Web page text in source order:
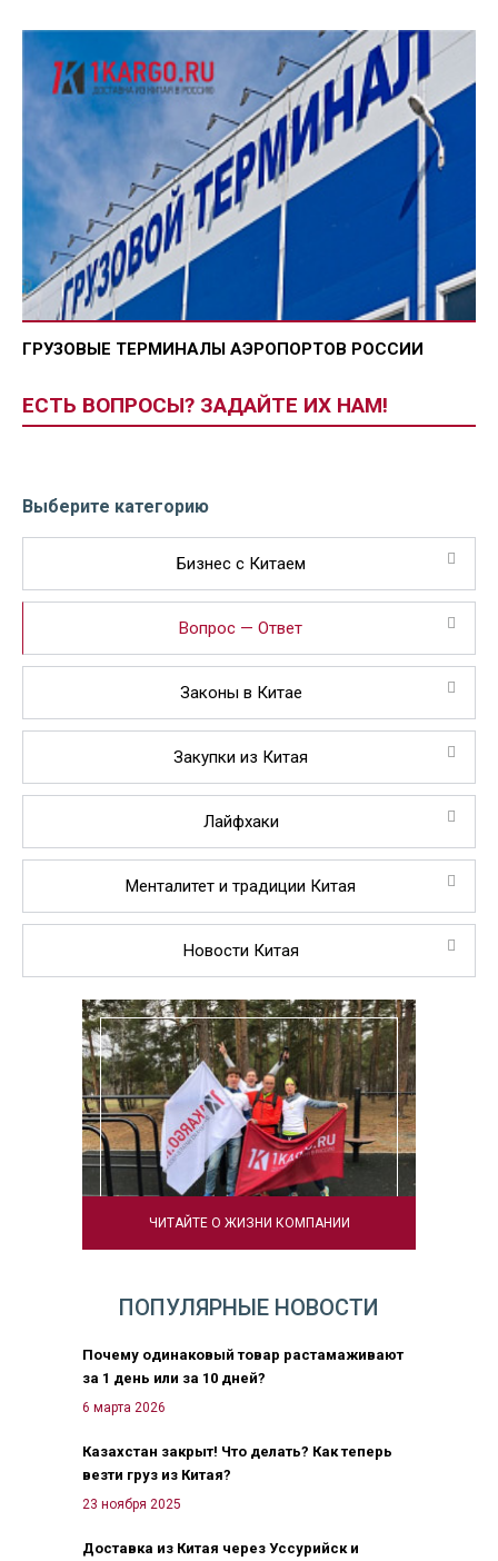
ГРУЗОВЫЕ ТЕРМИНАЛЫ АЭРОПОРТОВ РОССИИ
ЕСТЬ ВОПРОСЫ? ЗАДАЙТЕ ИХ НАМ!
Выберите категорию
Бизнес с Китаем
Вопрос — Ответ
Законы в Китае
Закупки из Китая
Лайфхаки
Менталитет и традиции Китая
Новости Китая
ЧИТАЙТЕ О ЖИЗНИ КОМПАНИИ
ПОПУЛЯРНЫЕ НОВОСТИ
Почему одинаковый товар растамаживают
за 1 день или за 10 дней?
6 марта 2026
Казахстан закрыт! Что делать? Как теперь
везти груз из Китая?
23 ноября 2025
Доставка из Китая через Уссурийск и